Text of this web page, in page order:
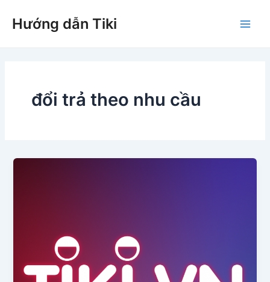
Hướng dẫn Tiki
đổi trả theo nhu cầu